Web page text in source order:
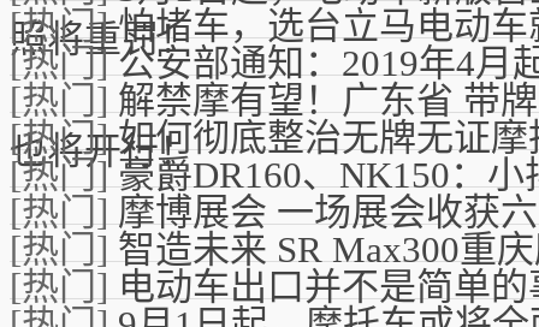
照将重罚！
[热门]怕堵车，选台立马电动
[热门]公安部通知：2019年4月
[热门]解禁摩有望！广东省 带
也将开行！
[热门]如何彻底整治无牌无证
[热门]豪爵DR160、NK150：
[热门]摩博展会 一场展会收获
[热门]智造未来 SR Max300重
[热门]电动车出口并不是简单